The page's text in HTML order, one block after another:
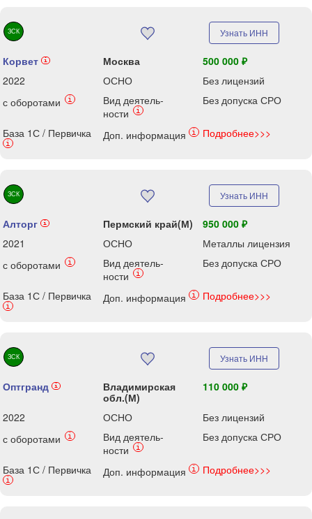
ЗСК Узнать ИНН
Корвет i Москва
500 000 ₽
2022
ОСНО
Без лицензий
с оборотами
i
Вид деятель-
ности
i
Без допуска СРО
База 1С / Первичка
i
Доп. информация i Подробнее>>>
ЗСК Узнать ИНН
Алторг i Пермский край(М)
950 000 ₽
2021
ОСНО
Металлы лицензия
с оборотами
i
Вид деятель-
ности
i
Без допуска СРО
База 1С / Первичка
i
Доп. информация i Подробнее>>>
ЗСК Узнать ИНН
Оптгранд i
Владимирская
обл.(М)
110 000 ₽
2022 ОСНО
Без лицензий
с оборотами
i
Вид деятель-
ности
i
Без допуска СРО
База 1С / Первичка
i
Доп. информация i Подробнее>>>